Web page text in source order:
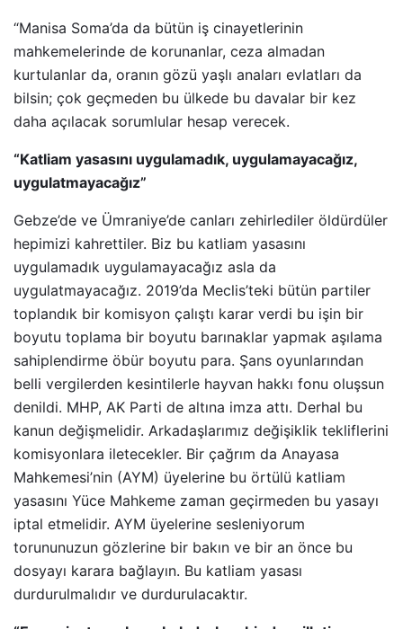
“Manisa Soma’da da bütün iş cinayetlerinin
mahkemelerinde de korunanlar, ceza almadan
kurtulanlar da, oranın gözü yaşlı anaları evlatları da
bilsin; çok geçmeden bu ülkede bu davalar bir kez
daha açılacak sorumlular hesap verecek.
“Katliam yasasını uygulamadık, uygulamayacağız,
uygulatmayacağız”
Gebze’de ve Ümraniye’de canları zehirlediler öldürdüler
hepimizi kahrettiler. Biz bu katliam yasasını
uygulamadık uygulamayacağız asla da
uygulatmayacağız. 2019’da Meclis’teki bütün partiler
toplandık bir komisyon çalıştı karar verdi bu işin bir
boyutu toplama bir boyutu barınaklar yapmak aşılama
sahiplendirme öbür boyutu para. Şans oyunlarından
belli vergilerden kesintilerle hayvan hakkı fonu oluşsun
denildi. MHP, AK Parti de altına imza attı. Derhal bu
kanun değişmelidir. Arkadaşlarımız değişiklik tekliflerini
komisyonlara iletecekler. Bir çağrım da Anayasa
Mahkemesi’nin (AYM) üyelerine bu örtülü katliam
yasasını Yüce Mahkeme zaman geçirmeden bu yasayı
iptal etmelidir. AYM üyelerine sesleniyorum
torununuzun gözlerine bir bakın ve bir an önce bu
dosyayı karara bağlayın. Bu katliam yasası
durdurulmalıdır ve durdurulacaktır.